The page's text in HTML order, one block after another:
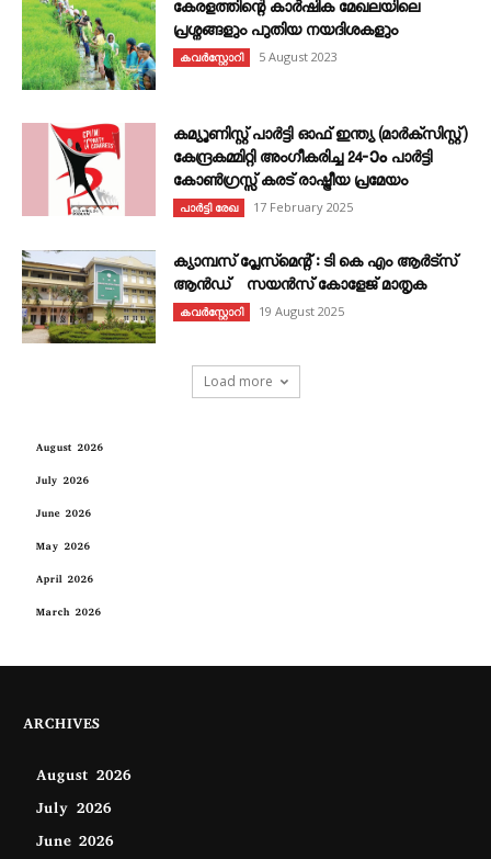
കേരളത്തിന്റെ കാർഷിക മേഖലയിലെ
പ്രശ്നങ്ങളും പുതിയ നയദിശകളും
കവര്‍സ്റ്റോറി 5 August 2023
കമ്യൂണിസ്റ്റ് പാർട്ടി ഓഫ് ഇന്ത്യ (മാർക്സിസ്റ്റ്)
കേന്ദ്രകമ്മിറ്റി അംഗീകരിച്ച 24‐ാം പാർട്ടി
കോൺഗ്രസ്സ് കരട് രാഷ്ട്രീയ പ്രമേയം
പാർട്ടി രേഖ 17 February 2025
ക്യാമ്പസ് പ്ലേസ്മെന്റ് : ടി കെ എം ആർട്സ്
ആൻഡ് സയൻസ് കോളേജ് മാതൃക
കവര്‍സ്റ്റോറി 19 August 2025
Load more
August 2026
July 2026
June 2026
May 2026
April 2026
March 2026
ARCHIVES
August 2026
July 2026
June 2026